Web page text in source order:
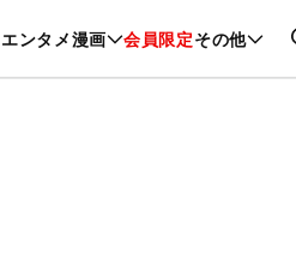
エンタメ漫画 会員限定その他
グルメ ファッション 恋愛・結婚